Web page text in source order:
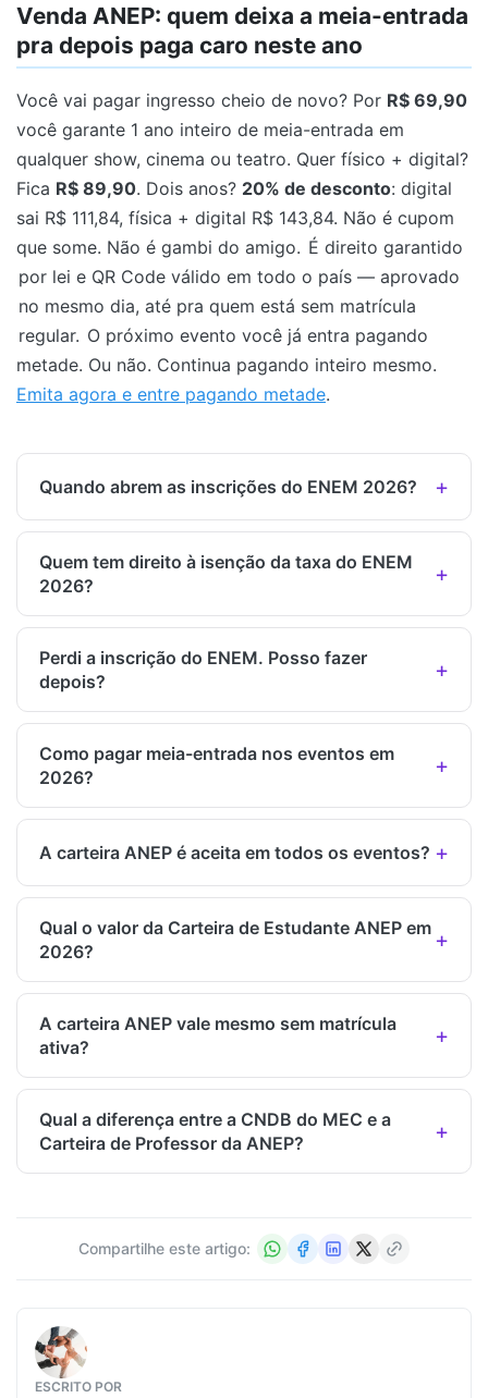
Venda ANEP: quem deixa a meia-entrada
pra depois paga caro neste ano
Você vai pagar ingresso cheio de novo? Por R$ 69,90
você garante 1 ano inteiro de meia-entrada em
qualquer show, cinema ou teatro. Quer físico + digital?
Fica R$ 89,90. Dois anos? 20% de desconto: digital
sai R$ 111,84, física + digital R$ 143,84. Não é cupom
que some. Não é gambi do amigo. É direito garantido
por lei e QR Code válido em todo o país — aprovado
no mesmo dia, até pra quem está sem matrícula
regular. O próximo evento você já entra pagando
metade. Ou não. Continua pagando inteiro mesmo.
Emita agora e entre pagando metade.
Quando abrem as inscrições do ENEM 2026?
Quem tem direito à isenção da taxa do ENEM
2026?
Perdi a inscrição do ENEM. Posso fazer
depois?
Como pagar meia-entrada nos eventos em
2026?
A carteira ANEP é aceita em todos os eventos?
Qual o valor da Carteira de Estudante ANEP em
2026?
A carteira ANEP vale mesmo sem matrícula
ativa?
Qual a diferença entre a CNDB do MEC e a
Carteira de Professor da ANEP?
Compartilhe este artigo:
ESCRITO POR